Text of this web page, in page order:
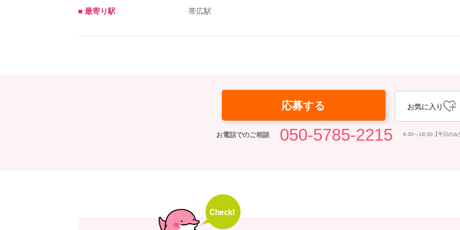
■ 最寄り駅 帯広駅
応募する お気に入り
お電話でのご相談 050-5785-2215 9:30～18:30【平日のみ